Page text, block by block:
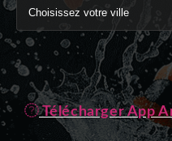
Télécharger App